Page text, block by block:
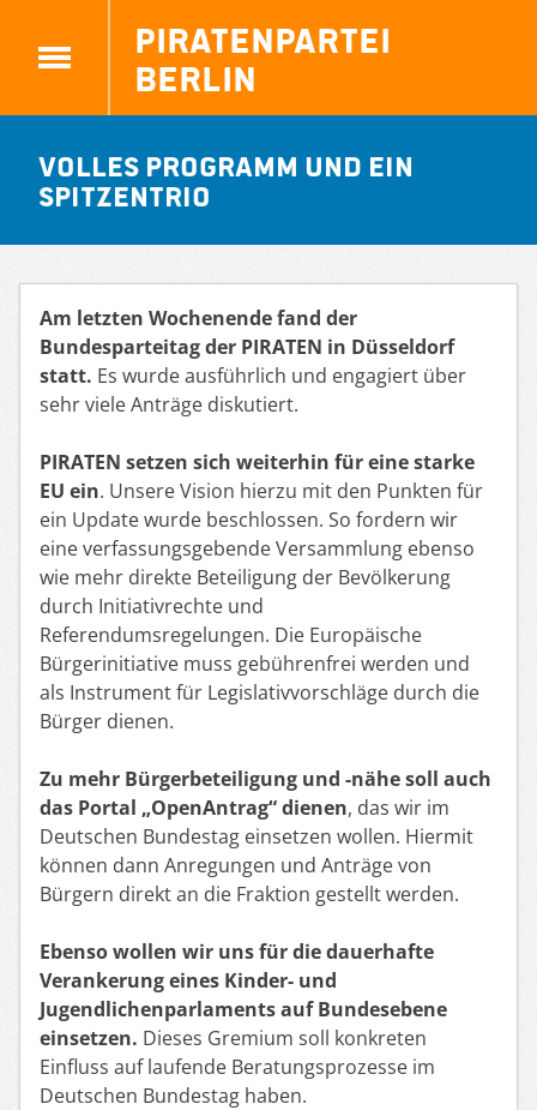
Piratenpartei
Berlin
Volles Programm und ein
Spitzentrio
Am letzten Wochenende fand der
Bundesparteitag der PIRATEN in Düsseldorf
statt. Es wurde ausführlich und engagiert über
sehr viele Anträge diskutiert.
PIRATEN setzen sich weiterhin für einestarke
EU ein. Unsere Vision hierzu mit den Punkten für
ein Update wurde beschlossen. So fordern wir
eine verfassungsgebende Versammlung ebenso
wie mehr direkte Beteiligung der Bevölkerung
durch Initiativrechte und
Referendumsregelungen. Die Europäische
Bürgerinitiative muss gebührenfrei werden und
als Instrument für Legislativvorschläge durch die
Bürger dienen.
Zu mehr Bürgerbeteiligung und -nähe soll auch
das Portal „OpenAntrag“dienen, das wir im
Deutschen Bundestag einsetzen wollen. Hiermit
können dann Anregungen und Anträge von
Bürgern direkt an die Fraktion gestellt werden.
Ebenso wollen wir uns für die dauerhafte
Verankerung eines Kinder- und
Jugendlichenparlamentsauf Bundesebene
einsetzen. Dieses Gremium soll konkreten
Einfluss auf laufende Beratungsprozesse im
Deutschen Bundestag haben.